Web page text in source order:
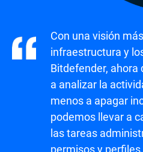
Con una visión
infraestructura y
Bitdefender,
a analizar la
menos a apagar
podemos llevar a
las tareas
permisos y